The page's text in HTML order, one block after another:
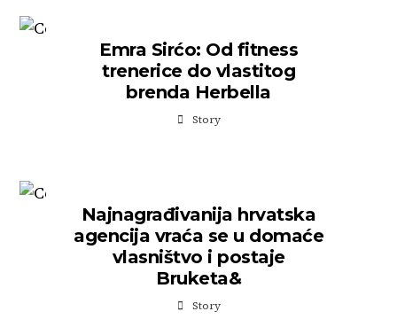
Emra Sirćo: Od fitness
trenerice do vlastitog
brenda Herbella
Story
Najnagrađivanija hrvatska
agencija vraća se u domaće
vlasništvo i postaje
Bruketa&
Story